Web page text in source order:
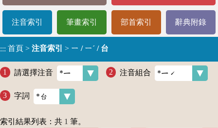
注音索引 筆畫索引 部首索引 辭典附錄
::: 首頁 > 注音索引 > ㄧ / ㄧˊ / 台
請選擇注音 注音組合
字詞
索引結果列表：共 1 筆。